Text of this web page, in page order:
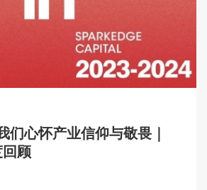
们心怀产业信仰与敬畏｜
顾